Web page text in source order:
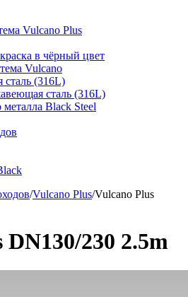
Vulcano Plus
в чёрный цвет
Vulcano
(316L)
сталь (316L)
Black Steel
/Vulcano Plus/Vulcano Plus
230 2.5m